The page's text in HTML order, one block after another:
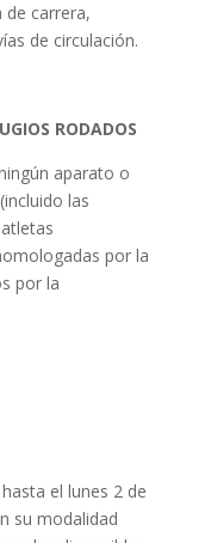
carrera,
de circulación.
RODADOS
aparato o
las
por la
por la
el lunes 2 de
su modalidad